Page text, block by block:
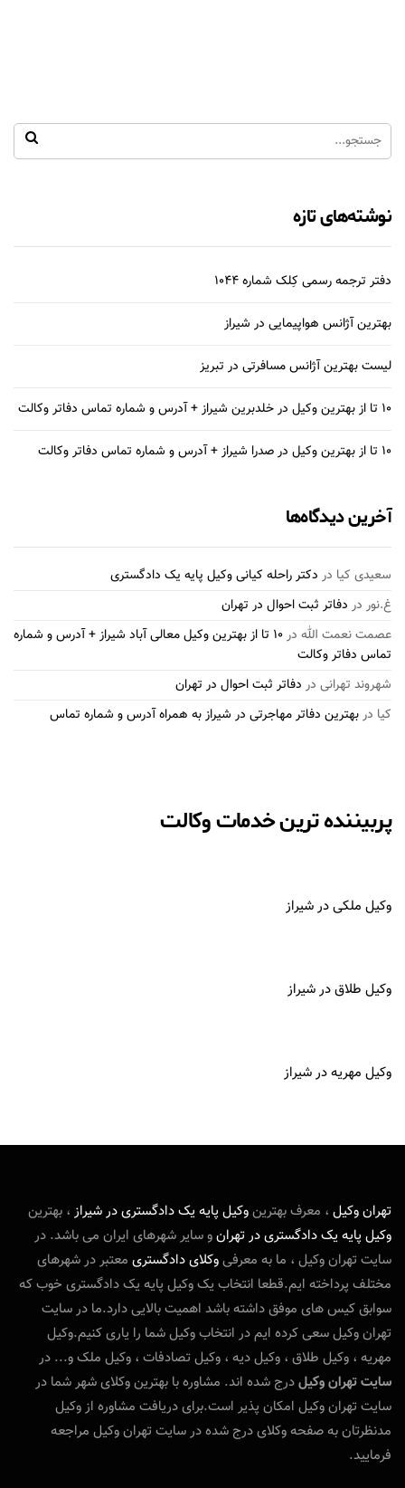
نوشته‌های تازه
دفتر ترجمه رسمی کِلک شماره 1044
بهترین آژانس هواپیمایی در شیراز
لیست بهترین آژانس مسافرتی در تبریز
10 تا از بهترین وکیل در خلدبرین شیراز + آدرس و شماره تماس دفاتر وکالت
10 تا از بهترین وکیل در صدرا شیراز + آدرس و شماره تماس دفاتر وکالت
آخرین دیدگاه‌ها
سعیدی کیا در دکتر راحله کیانی وکیل پایه یک دادگستری
غ.نور در دفاتر ثبت احوال در تهران
عصمت نعمت الله در
10 تا از بهترین وکیل معالی آباد شیراز + آدرس و شماره
تماس دفاتر وکالت
شهروند تهرانی در دفاتر ثبت احوال در تهران
کیا دربهترین دفاتر مهاجرتی در شیراز به همراه آدرس و شماره تماس
پربیننده ترین خدمات وکالت
وکیل ملکی در شیراز
وکیل طلاق در شیراز
وکیل مهریه در شیراز
تهران وکیل ، معرف بهترینوکیل پایه یک دادگستری در شیراز ، بهترین
وکیل پایه یک دادگستری در تهرانو سایر شهرهای ایران می باشد. در
سایت تهران وکیل ، ما به معرفیوکلای دادگستری معتبر در شهرهای
مختلف پرداخته ایم.قطعا انتخاب یک وکیل پایه یک دادگستری خوب که
سوابق کیس های موفق داشته باشد اهمیت بالایی دارد.ما در سایت
تهران وکیل سعی کرده ایم در انتخاب وکیل شما را یاری کنیم.وکیل
مهریه ، وکیل طلاق ، وکیل دیه ، وکیل تصادفات ، وکیل ملک و... در
سایت تهران وکیلدرج شده اند. مشاوره با بهترین وکلای شهر شما در
سایت تهران وکیل امکان پذیر است.برای دریافت مشاوره از وکیل
مدنظرتان به صفحه وکلای درج شده در سایت تهران وکیل مراجعه
فرمایید.